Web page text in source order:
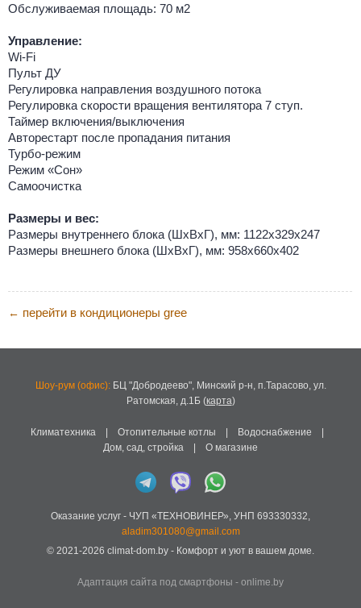
Обслуживаемая площадь: 70 м2
Управление:
Wi-Fi
Пульт ДУ
Регулировка направления воздушного потока
Регулировка скорости вращения вентилятора 7 ступ.
Таймер включения/выключения
Авторестарт после пропадания питания
Турбо-режим
Режим «Сон»
Самоочистка
Размеры и вес:
Размеры внутреннего блока (ШхВхГ), мм: 1122х329х247
Размеры внешнего блока (ШхВхГ), мм: 958х660х402
← перейти в кондиционеры gree
Шоу-рум (офис):БЦ "Добродеево", Минский р-н, п.Тарасово, ул.
Ратомская, д.1Б(карта)
Климатехника | Отопительные котлы | Водоснабжение |
Дом, сад, стройка | О магазине
Оказание услуг - ЧУП «ТЕХНОВИНЕР» УНП 693330332
aladim301080@gmail.com
© 2021-2026 climat-dom.by - Комфорт и уют в вашем доме.
Адаптация сайта под смартфоны - onlime.by